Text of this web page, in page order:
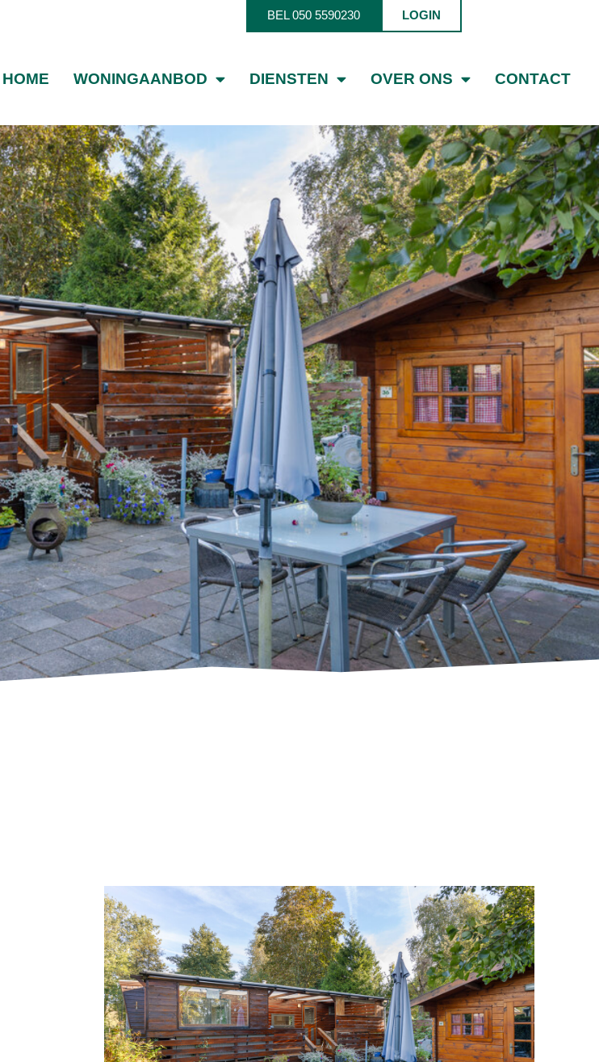
BEL 050 5590230 LOGIN
HOME WONINGAANBOD DIENSTEN OVER ONS CONTACT